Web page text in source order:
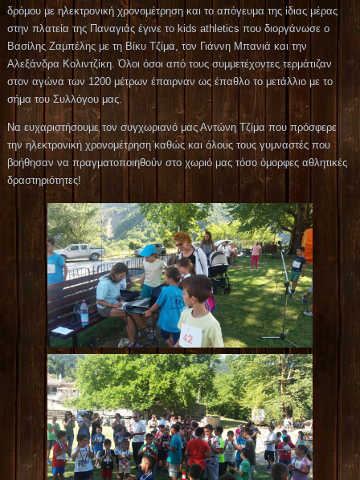
δρόμου με ηλεκτρονική χρονομέτρηση και το απόγευμα της ίδιας μέρας
στην πλατεία της Παναγιάς έγινε το kids athletics που διοργάνωσε ο
Βασίλης Ζαμπέλης με τη Βίκυ Τζίμα, τον Γιάννη Μπανιά και την
Αλεξάνδρα Κολιντζίκη. Όλοι όσοι από τους συμμετέχοντες τερμάτιζαν
στον αγώνα των 1200 μέτρων έπαιρναν ως έπαθλο το μετάλλιο με το
σήμα του Συλλόγου μας.
Να ευχαριστήσουμε τον συγχωριανό μας Αντώνη Τζίμα που πρόσφερε
την ηλεκτρονική χρονομέτρηση καθώς και όλους τους γυμναστές που
βοήθησαν να πραγματοποιηθούν στο χωριό μας τόσο όμορφες αθλητικές
δραστηριότητες!